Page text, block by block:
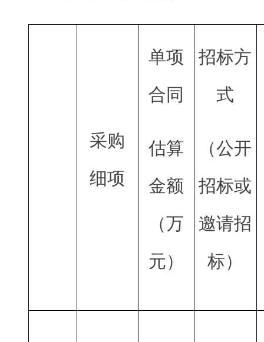
采购
细项
单项
合同
估算
金额
（万
元）
招标方
式
（公开
招标或
邀请招
标）